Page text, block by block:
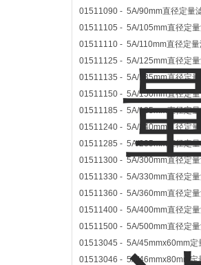
01511090 - 5A/90mm直径定量
01511105 - 5A/105mm直径定
01511110 - 5A/110mm直径定
01511125 - 5A/125mm直径定
01511135 - 5A/135mm直径定
01511150 - 5A/150mm直径定
01511185 - 5A/185mm直径定
01511240 - 5A/240mm直径定
01511285 - 5A/285mm直径定
01511300 - 5A/300mm直径定
01511330 - 5A/330mm直径定
01511360 - 5A/360mm直径定
01511400 - 5A/400mm直径定
01511500 - 5A/500mm直径定
01513045 - 5A/45mmx60mm定
01513046 - 5A/46mmx80mm定